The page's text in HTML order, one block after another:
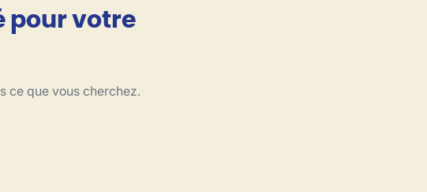
pour votre
ce que vous cherchez.